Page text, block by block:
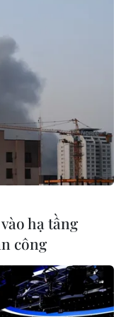
hạ tầng
công